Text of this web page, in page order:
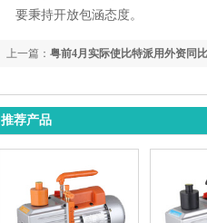
要秉持开放包涵态度。
上一篇： 粤前4月实际使比特派用外资同
推荐产品